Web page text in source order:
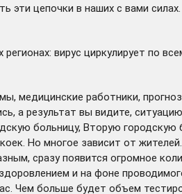
эти цепочки в наших с вами
вирус циркулирует по
медицинские работники,
а результат вы видите,
больницу, Вторую городскую
Но многое зависит от
сразу появится огромное
и на фоне
Чем больше будет объем